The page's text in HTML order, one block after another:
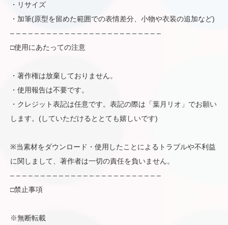
・リサイズ
・加筆(原型を留めた範囲での表情差分、小物や衣装の追加など)
– – – – – – – – – – – – – – – – – – – – – – – – –
□使用にあたっての注意
・著作権は放棄しておりません。
・使用報告は不要です。
・クレジット表記は任意です。表記の際は「葉月リオ」でお願い
します。(していただけるととても嬉しいです)
※当素材をダウンロード・使用したことによるトラブルや不利益
に関しまして、著作者は一切の責任を負いません。
– – – – – – – – – – – – – – – – – – – – – – – – –
□禁止事項
※無断転載